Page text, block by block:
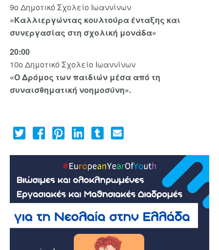
9ο Δημοτικό Σχολείο Ιωαννίνων
«Καλλιεργώντας κουλτούρα ένταξης και
συνεργασίας στη σχολική μονάδα»
20:00
10ο Δημοτικό Σχολείο Ιωαννίνων
«Ο Δρόμος των παιδιών μέσα από τη
συναισθηματική νοημοσύνη».